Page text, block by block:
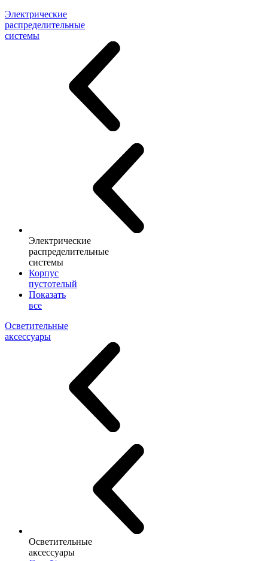
Электрические
распределительные
системы
Электрические
распределительные
системы
Корпус
пустотелый
Показать
все
Осветительные
аксессуары
Осветительные
аксессуары